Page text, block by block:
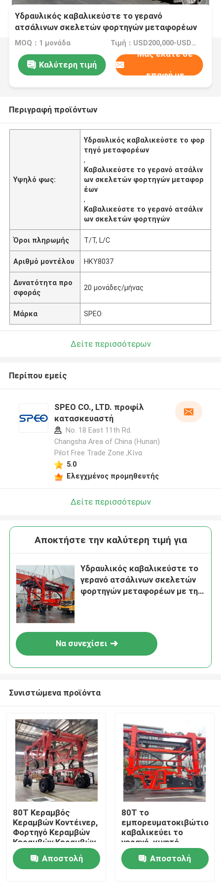
Σπίτι
Προϊόντα
Υδραυλικός καβαλικεύστε το γερανό
ατσάλινων σκελετών φορτηγών μεταφορέων
με τη ισχύ της μπαταρίας
MOQ：1 μονάδα Τιμή：USD200,000-USD400,000/Unit
Καλύτερη τιμή
Μας ελάτε σε
επαφή με
Περιγραφή προϊόντων
Υψηλό φως:
Υδραυλικός καβαλικεύστε το φορ
τηγό μεταφορέων
,
Καβαλικεύστε το γερανό ατσάλιν
ων σκελετών φορτηγών μεταφορ
έων
,
Καβαλικεύστε το γερανό ατσάλιν
ων σκελετών φορτηγών
Όροι πληρωμής T/T, L/C
Αριθμό μοντέλου HKY8037
Δυνατότητα προ
σφοράς
20 μονάδες/μήνας
Μάρκα SPEO
Δείτε περισσότερων
Περίπου εμείς
SPEO CO., LTD. προφίλ
κατασκευαστή
No. 18 East 11th Rd.
Changsha Area of China (Hunan)
Pilot Free Trade Zone ,Κίνα
5.0
Ελεγχμένος προμηθευτής
Δείτε περισσότερων
Αποκτήστε την καλύτερη τιμή για
Υδραυλικός καβαλικεύστε το
γερανό ατσάλινων σκελετών
φορτηγών μεταφορέων με τη
Να συνεχίσει
Συνιστώμενα προϊόντα
80T Κεραμβός
Κεραμβών Κοντέινερ,
Φορτηγό Κεραμβών
Κεραμβών Κεραμβών
Κοντέινερ Στάκερ,
Προσαρμοσμένος
Φορέας Κεραμβών
Αποστολή
80T το
εμπορευματοκιβώτιο
καβαλικεύει το
γερανό, κινητό
φορτηγό γερανών
ατσάλινων σκελετών
με τη ισχύ της
Αποστολή